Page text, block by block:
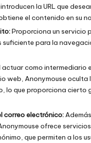
la URL que
el contenido en su
Proporciona un servicio
suficiente para la
actuar como intermediario
web, Anonymouse oculta
lo que proporciona cierto
correo electrónico:
ofrece
que permiten a los